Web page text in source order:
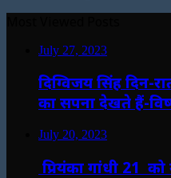
July 27, 2023
दिग्विजय सिंह दिन-
का सपना देखते हैं-
July 20, 2023
प्रियंका गांधी 21 को